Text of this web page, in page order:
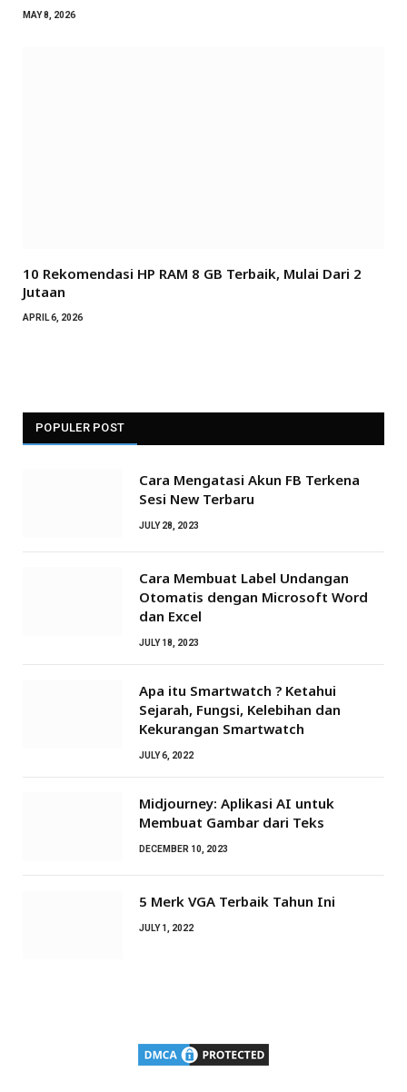
MAY 8, 2026
10 Rekomendasi HP RAM 8 GB Terbaik, Mulai Dari 2
Jutaan
APRIL 6, 2026
POPULER POST
Cara Mengatasi Akun FB Terkena
Sesi New Terbaru
JULY 28, 2023
Cara Membuat Label Undangan
Otomatis dengan Microsoft Word
dan Excel
JULY 18, 2023
Apa itu Smartwatch ? Ketahui
Sejarah, Fungsi, Kelebihan dan
Kekurangan Smartwatch
JULY 6, 2022
Midjourney: Aplikasi AI untuk
Membuat Gambar dari Teks
DECEMBER 10, 2023
5 Merk VGA Terbaik Tahun Ini
JULY 1, 2022